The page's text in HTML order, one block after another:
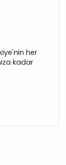
her
kadar